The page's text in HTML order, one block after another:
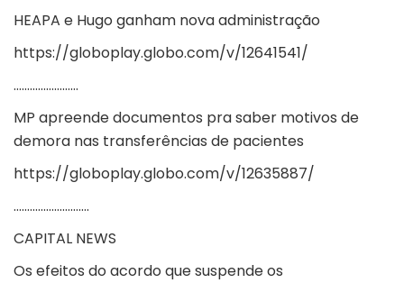
HEAPA e Hugo ganham nova administração
https://globoplay.globo.com/v/12641541/
……………………
MP apreende documentos pra saber motivos de
demora nas transferências de pacientes
https://globoplay.globo.com/v/12635887/
……………………….
CAPITAL NEWS
Os efeitos do acordo que suspende os